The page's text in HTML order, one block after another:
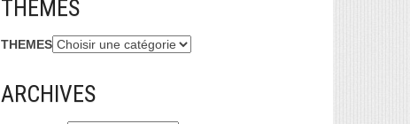
THEMES
THEMES
ARCHIVES